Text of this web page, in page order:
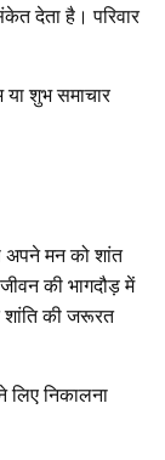
देता है। परिवार
शुभ समाचार
अपने मन को शांत
की भागदौड़ में
की जरूरत
निकालना